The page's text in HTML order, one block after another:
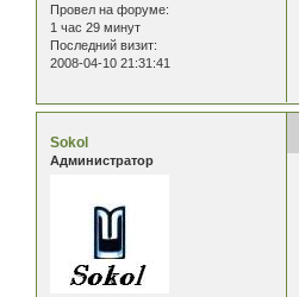
Провел на форуме:
1 час 29 минут
Последний визит:
2008-04-10 21:31:41
Sokol
Администратор